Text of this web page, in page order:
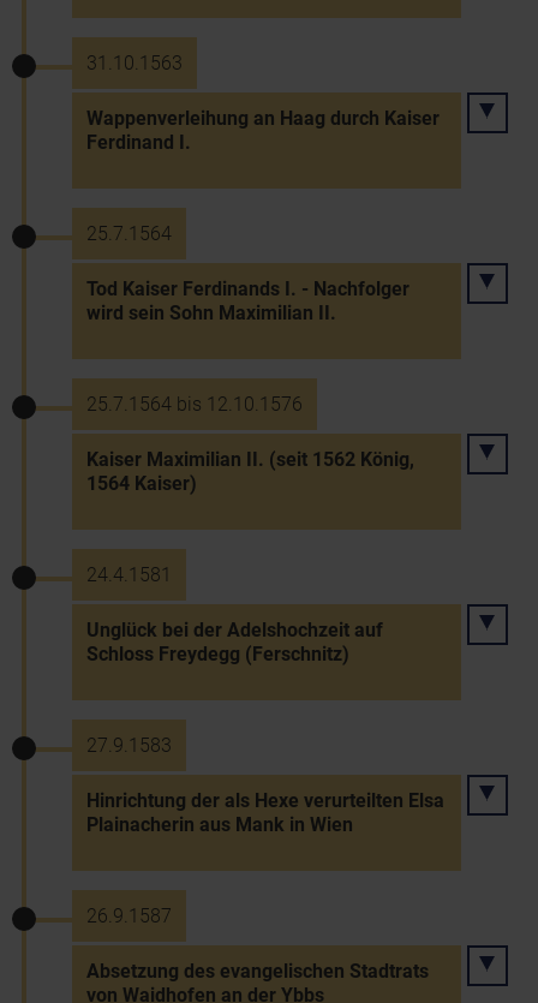
31.10.1563
Wappenverleihung an Haag durch Kaiser
Ferdinand I.
25.7.1564
Tod Kaiser Ferdinands I. - Nachfolger
wird sein Sohn Maximilian II.
25.7.1564 bis 12.10.1576
Kaiser Maximilian II. (seit 1562 König,
1564 Kaiser)
24.4.1581
Unglück bei der Adelshochzeit auf
Schloss Freydegg (Ferschnitz)
27.9.1583
Hinrichtung der als Hexe verurteilten Elsa
Plainacherin aus Mank in Wien
26.9.1587
Absetzung des evangelischen Stadtrats
von Waidhofen an der Ybbs